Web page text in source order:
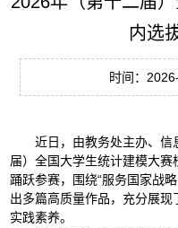
内选
时间：
近日，由教务处主办、信
届）全国大学生统计建模大
踊跃参赛，围绕“服务国家战
出多篇高质量作品，充分展
实践素养。